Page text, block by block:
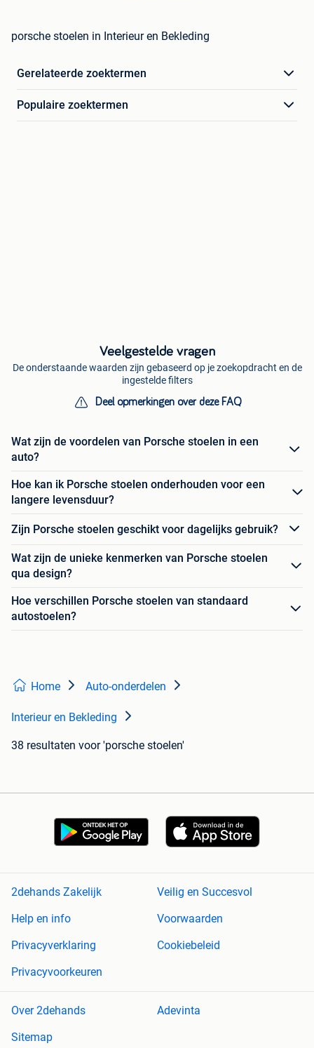
porsche stoelen in Interieur en Bekleding
Gerelateerde zoektermen
Populaire zoektermen
Veelgestelde vragen
De onderstaande waarden zijn gebaseerd op je zoekopdracht en de
ingestelde filters
Deel opmerkingen over deze FAQ
Wat zijn de voordelen van Porsche stoelen in een
auto?
Hoe kan ik Porsche stoelen onderhouden voor een
langere levensduur?
Zijn Porsche stoelen geschikt voor dagelijks gebruik?
Wat zijn de unieke kenmerken van Porsche stoelen
qua design?
Hoe verschillen Porsche stoelen van standaard
autostoelen?
Home Auto-onderdelen
Interieur en Bekleding
38 resultaten voor 'porsche stoelen'
2dehands Zakelijk
Veilig en Succesvol
Help en info
Voorwaarden
Privacyverklaring
Cookiebeleid
Privacyvoorkeuren
Over 2dehands
Adevinta
Sitemap